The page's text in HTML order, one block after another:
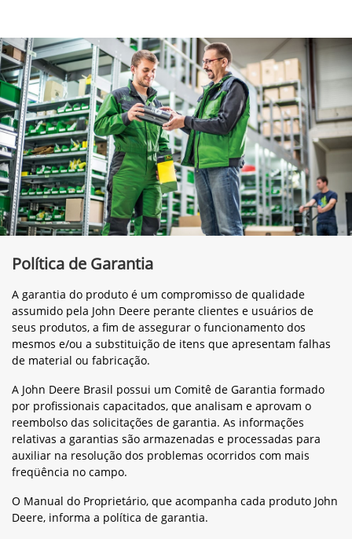
região. Em caso de dúvidas, entre em contato.
Política de Garantia
A garantia do produto é um compromisso de qualidade
assumido pela John Deere perante clientes e usuários de
mesmos e/ou a substituição de itens que apresentam falhas
de material ou fabricação.
A John Deere Brasil possui um Comitê de Garantia formado
por profissionais capacitados, que analisam e aprovam o
reembolso das solicitações de garantia. As informações
auxiliar na resolução dos problemas ocorridos com mais
freqüência no campo.